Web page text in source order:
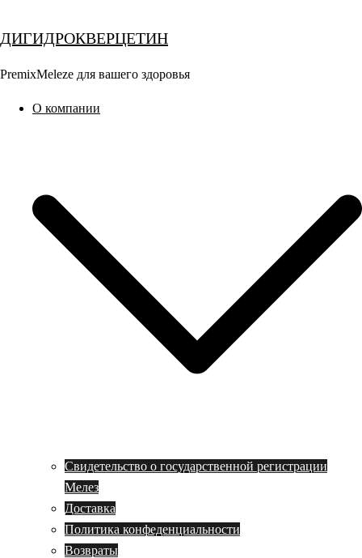
к
содержимому
ДИГИДРОКВЕРЦЕТИН
PremixMeleze для вашего здоровья
О компании
Свидетельство о государственной регистрации
Мелез
Доставка
Политика конфеденциальности
Возвраты